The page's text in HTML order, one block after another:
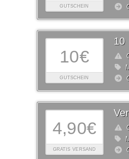
GUTSCHEIN
10€
GUTSCHEIN
10
4,90€
GRATIS VERSAND